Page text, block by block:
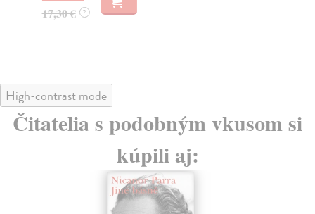
17,30 € ?
High-contrast mode
Čitatelia s podobným vkusom si
kúpili aj: